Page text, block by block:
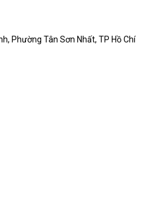
Phường Tân Sơn Nhất, TP Hồ Chí